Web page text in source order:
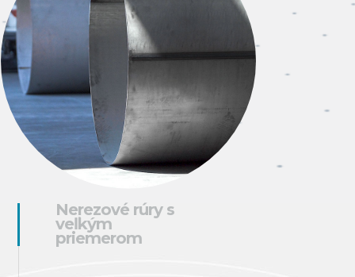
Nerezové rúry s
veľkým
priemerom